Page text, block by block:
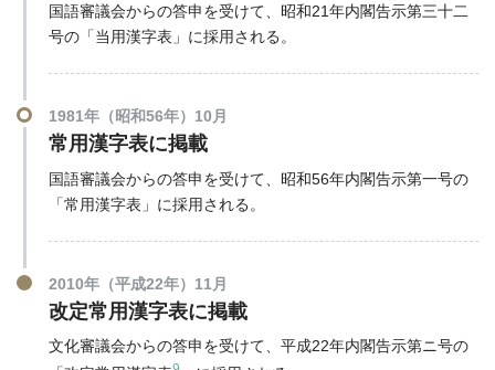
国語審議会からの答申を受けて、昭和21年内閣告示第三十二
号の「当用漢字表」に採用される。
1981年（昭和56年）10月
常用漢字表に掲載
国語審議会からの答申を受けて、昭和56年内閣告示第一号の
「常用漢字表」に採用される。
2010年（平成22年）11月
改定常用漢字表に掲載
文化審議会からの答申を受けて、平成22年内閣告示第ニ号の